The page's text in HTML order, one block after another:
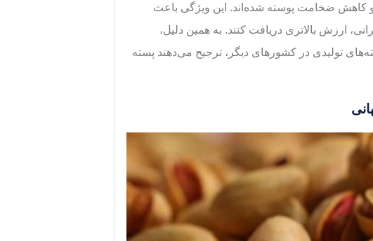
ضخامت پوسته شده‌اند. این ویژگی باعث
ارزش بالاتری دریافت کنند. به همین دلیل،
تولیدی در کشورهای دیگر، ترجیح می‌دهند پسته